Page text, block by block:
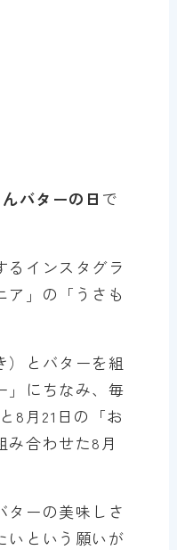
バターの日 で
るインスタグラ
ア」の「うさも
）とバターを組
」にちなみ、毎
8月21日の「お
み合わせた8月
ターの美味しさ
いという願いが